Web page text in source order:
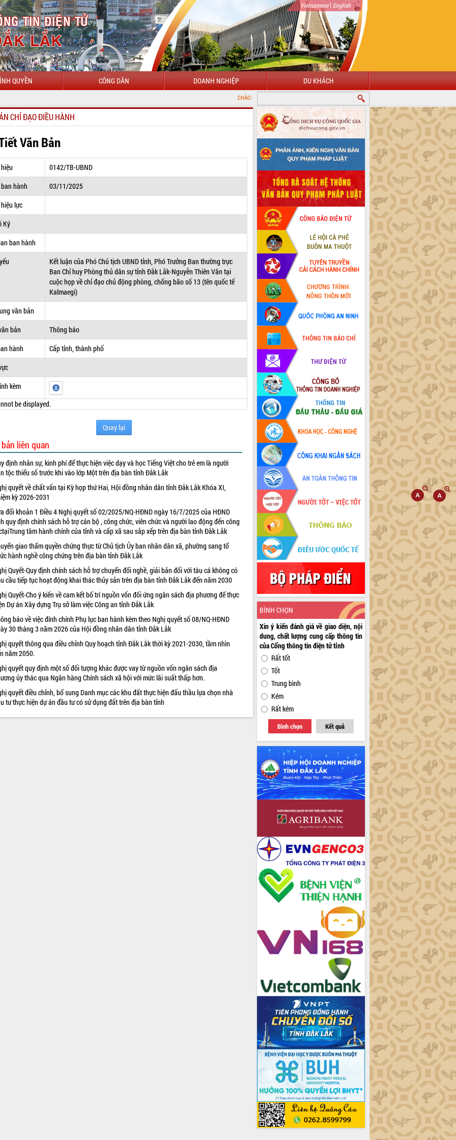
Vietnamese| English
QUYỀN CÔNG DÂN DOANH NGHIỆP DU KHÁCH
CHÀO MỪNG ĐẾN VỚI CỔNG THÔNG TIN ĐIỆN TỬ TỈNH ĐẮK LẮK
CHỈ ĐẠO ĐIỀU HÀNH
Văn Bản
0142/TB-UBND
hành
03/11/2025
lực
Ký
ban hành
Kết luận của Phó Chủ tịch UBND tỉnh, Phó Trưởng Ban thường trực
Ban Chỉ huy Phòng thủ dân sự tỉnh Đắk Lắk-Nguyễn Thiên Văn tại
cuộc họp về chỉ đạo chủ động phòng, chống bão số 13 (tên quốc tế
Kalmaegi)
văn bản
bản
Thông báo
hành
Cấp tỉnh, thành phố
kèm
be displayed.
Quay lại
liên quan
định nhân sự, kinh phí để thực hiện việc dạy và học Tiếng Việt cho trẻ em là người
tộc thiểu số trước khi vào lớp Một trên địa bàn tỉnh Đắk Lắk
quyết về chất vấn tại Kỳ họp thứ Hai, Hội đồng nhân dân tỉnh Đắk Lắk Khóa XI,
kỳ 2026-2031
đổi khoản 1 Điều 4 Nghị quyết số 02/2025/NQ-HĐND ngày 16/7/2025 của HĐND
quy định chính sách hỗ trợ cán bộ , công chức, viên chức và người lao động đến công
tâm hành chính của tỉnh và cấp xã sau sắp xếp trên địa bàn tỉnh Đắk Lắk
giao thẩm quyền chứng thực từ Chủ tịch Ủy ban nhân dân xã, phường sang tổ
hành nghề công chứng trên địa bàn tỉnh Đắk Lắk
Quyết-Quy định chính sách hỗ trợ chuyển đổi nghề, giải bản đối với tàu cá không có
cầu tiếp tục hoạt động khai thác thủy sản trên địa bàn tỉnh Đắk Lắk đến năm 2030
Quyết-Cho ý kiến về cam kết bố trí nguồn vốn đối ứng ngân sách địa phương để thực
Dự án Xây dựng Trụ sở làm việc Công an tỉnh Đắk Lắk
báo về việc đính chính Phụ lục ban hành kèm theo Nghị quyết số 08/NQ-HĐND
30 tháng 3 năm 2026 của Hội đồng nhân dân tỉnh Đắk Lắk
quyết thông qua điều chỉnh Quy hoạch tỉnh Đắk Lắk thời kỳ 2021-2030, tầm nhìn
năm 2050.
quyết quy định một số đối tượng khác được vay từ nguồn vốn ngân sách địa
ủy thác qua Ngân hàng Chính sách xã hội với mức lãi suất thấp hơn.
quyết điều chỉnh, bổ sung Danh mục các khu đất thực hiện đấu thầu lựa chọn nhà
tư thực hiện dự án đầu tư có sử dụng đất trên địa bàn tỉnh
BÌNH CHỌN
Xin ý kiến đánh giá về giao diện, nội
dung, chất lượng cung cấp thông tin
của Cổng thông tin điện tử tỉnh
Rất tốt
Tốt
Trung bình
Kém
Rất kém
Bình chọn Kết quả